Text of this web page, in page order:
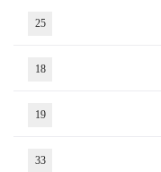
25
18
19
33